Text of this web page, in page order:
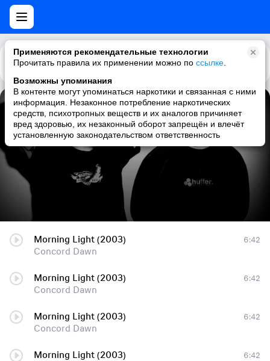
Применяются рекомендательные технологии
Прочитать правила их применении можно по ссылке
Возможны упоминания
В контенте могут упоминаться наркотики и связанная с ними
информация. Незаконное потребление наркотических
средств, психотропных веществ и их аналогов причиняет
вред здоровью, их незаконный оборот запрещён и влечёт
установленную законодательством ответственность
Каталог Рекомендации
Morning Light (2003)
Concord Dawn
Morning Light (2003)
Concord Dawn
6:42
Morning Light (2003)
Concord Dawn
6:42
Morning Light (2003)
Concord Dawn
6:42
Morning Light (2003)
6:42